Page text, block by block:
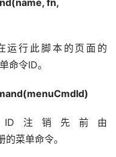
fn,
运行此脚本的页面的
命令ID。
注销先前由
菜单命令。